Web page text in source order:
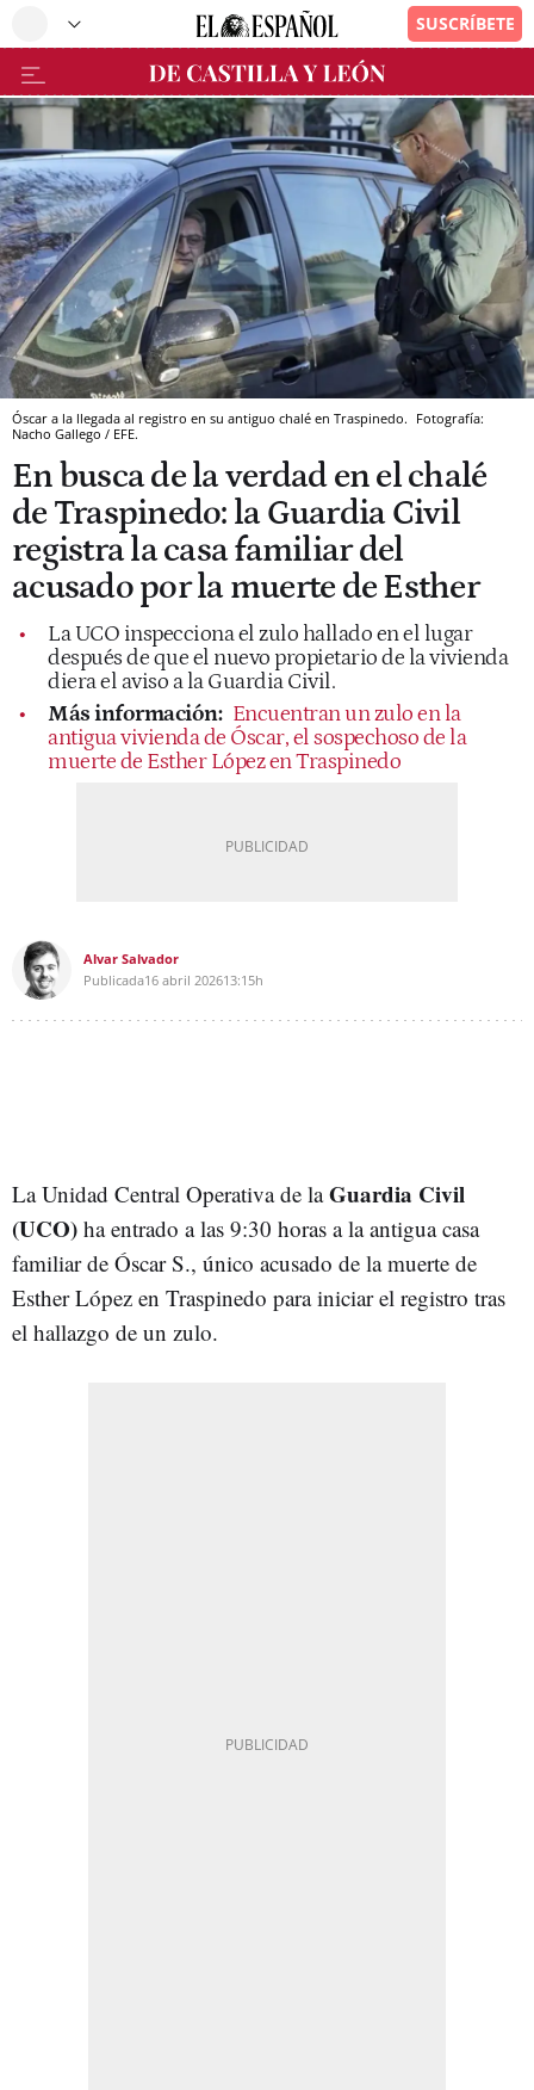
Óscar a la llegada al registro en su antiguo chalé en Traspinedo. Fotografía:
Nacho Gallego / EFE.
En busca de la verdad en el chalé
de Traspinedo: la Guardia Civil
registra la casa familiar del
acusado por la muerte de Esther
La UCO inspecciona el zulo hallado en el lugar
después de que el nuevo propietario de la vivienda
diera el aviso a la Guardia Civil.
Más información: Encuentran un zulo en la
antigua vivienda de Óscar, el sospechoso de la
muerte de Esther López en Traspinedo
Alvar Salvador
Publicada16 abril 202613:15h
La Unidad Central Operativa de laGuardia Civil
(UCO) ha entrado a las 9:30 horas a la antigua casa
familiar de Óscar S., único acusado de la muerte de
Esther López en Traspinedo para iniciar el registro tras
el hallazgo de un zulo.